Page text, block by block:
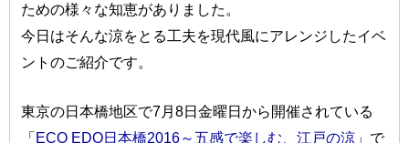
ための様々な知恵がありました。
今日はそんな涼をとる工夫を現代風にアレンジしたイベ
ントのご紹介です。
東京の日本橋地区で7月8日金曜日から開催されている
「ECO EDO日本橋2016～五感で楽しむ、江戸の涼 」で